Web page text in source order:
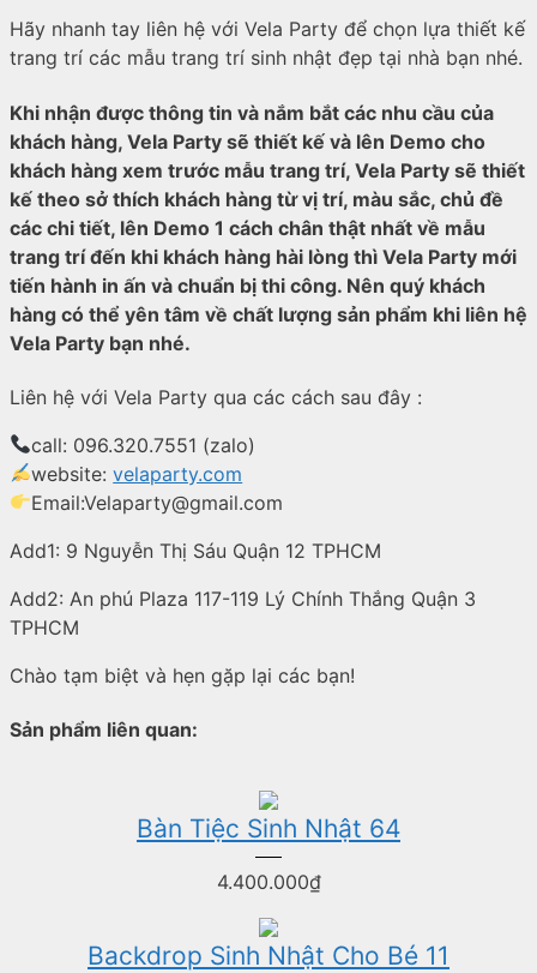
Hãy nhanh tay liên hệ với Vela Party để chọn lựa thiết kế
trang trí các mẫu trang trí sinh nhật đẹp tại nhà bạn nhé.
Khi nhận được thông tin và nắm bắt các nhu cầu của
khách hàng, Vela Party sẽ thiết kế và lên Demo cho
khách hàng xem trước mẫu trang trí, Vela Party sẽ thiết
kế theo sở thích khách hàng từ vị trí, màu sắc, chủ đề
các chi tiết, lên Demo 1 cách chân thật nhất về mẫu
trang trí đến khi khách hàng hài lòng thì Vela Party mới
tiến hành in ấn và chuẩn bị thi công. Nên quý khách
hàng có thể yên tâm về chất lượng sản phẩm khi liên hệ
Vela Party bạn nhé.
Liên hệ với Vela Party qua các cách sau đây :
call: 096.320.7551 (zalo)
website:velaparty.com
Email:Velaparty@gmail.com
Add1: 9 Nguyễn Thị Sáu Quận 12 TPHCM
Add2: An phú Plaza 117-119 Lý Chính Thắng Quận 3
TPHCM
Chào tạm biệt và hẹn gặp lại các bạn!
Sản phẩm liên quan:
Bàn Tiệc Sinh Nhật 64
4.400.000₫
Backdrop Sinh Nhật Cho Bé 11